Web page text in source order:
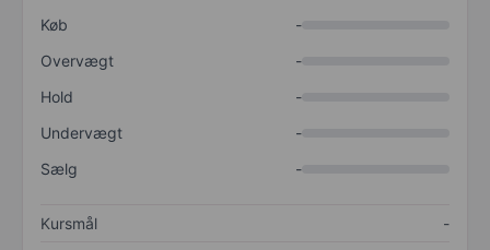
Køb
-
Overvægt
-
Hold
-
Undervægt
-
Sælg
-
Kursmål
-